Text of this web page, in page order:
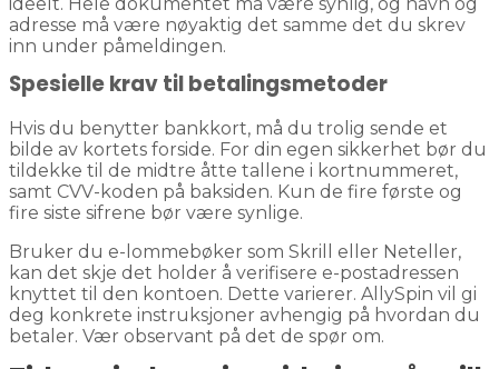
adresse må være nøyaktig det samme det du skrev
inn under påmeldingen.
Spesielle krav til betalingsmetoder
Hvis du benytter bankkort, må du trolig sende et
bilde av kortets forside. For din egen sikkerhet bør du
tildekke til de midtre åtte tallene i kortnummeret,
samt CVV-koden på baksiden. Kun de fire første og
fire siste sifrene bør være synlige.
Bruker du e-lommebøker som Skrill eller Neteller,
kan det skje det holder å verifisere e-postadressen
knyttet til den kontoen. Dette varierer. AllySpin vil gi
deg konkrete instruksjoner avhengig på hvordan du
betaler. Vær observant på det de spør om.